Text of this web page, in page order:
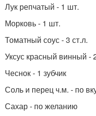
Лук репчатый - 1 шт.
Морковь - 1 шт.
Томатный соус - 3 ст.л.
Уксус красный винный -
Чеснок - 1 зубчик
Соль и перец ч.м. - по
Сахар - по желанию